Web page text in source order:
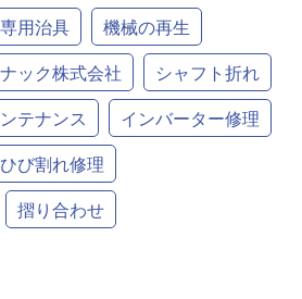
専用治具
機械の再生
ック株式会社
シャフト折れ
テナンス
インバーター修理
ひび割れ修理
摺り合わせ